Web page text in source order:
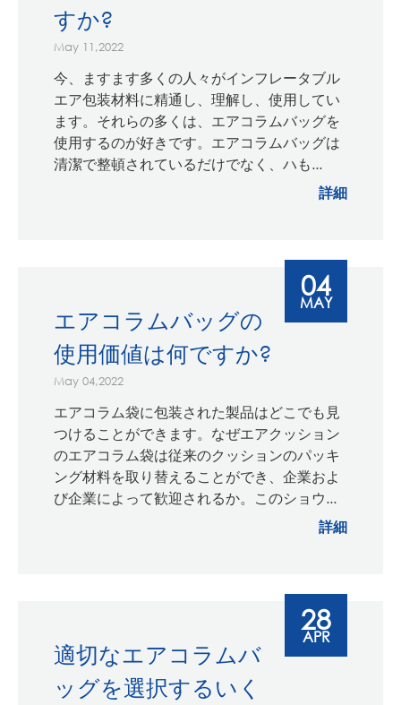
すか?
May 11,2022
今、ますます多くの人々がインフレータブル
エア包装材料に精通し、理解し、使用してい
ます。それらの多くは、エアコラムバッグを
使用するのが好きです。エアコラムバッグは
清潔で整頓されているだけでなく、ハも...
詳細
エアコラムバッグの
使用価値は何ですか?
May 04,2022
エアコラム袋に包装された製品はどこでも見
つけることができます。なぜエアクッション
のエアコラム袋は従来のクッションのパッキ
ング材料を取り替えることができ、企業およ
び企業によって歓迎されるか。このショウ...
詳細
04
MAY
適切なエアコラムバ
ッグを選択するいく
28
APR